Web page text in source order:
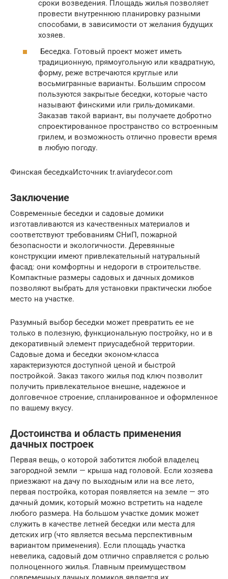
сроки возведения. Площадь жилья позволяет
провести внутреннюю планировку разными
способами, в зависимости от желания будущих
хозяев.
Беседка. Готовый проект может иметь
традиционную, прямоугольную или квадратную,
форму, реже встречаются круглые или
восьмигранные варианты. Большим спросом
пользуются закрытые беседки, которые часто
называют финскими или гриль-домиками.
Заказав такой вариант, вы получаете добротно
спроектированное пространство со встроенным
грилем, и возможность отлично провести время
в любую погоду.
Финская беседкаИсточник tr.aviarydecor.com
Заключение
Современные беседки и садовые домики
изготавливаются из качественных материалов и
соответствуют требованиям СНиП, пожарной
безопасности и экологичности. Деревянные
конструкции имеют привлекательный натуральный
фасад: они комфортны и недороги в строительстве.
Компактные размеры садовых и дачных домиков
позволяют выбрать для установки практически любое
место на участке.
Разумный выбор беседки может превратить ее не
только в полезную, функциональную постройку, но и в
декоративный элемент приусадебной территории.
Садовые дома и беседки эконом-класса
характеризуются доступной ценой и быстрой
постройкой. Заказ такого жилья под ключ позволит
получить привлекательное внешне, надежное и
долговечное строение, спланированное и оформленное
по вашему вкусу.
Достоинства и область применения
дачных построек
Первая вещь, о которой заботится любой владелец
загородной земли — крыша над головой. Если хозяева
приезжают на дачу по выходным или на все лето,
первая постройка, которая появляется на земле — это
дачный домик, который можно встретить на наделе
любого размера. На большом участке домик может
служить в качестве летней беседки или места для
детских игр (что является весьма перспективным
вариантом применения). Если площадь участка
невелика, садовый дом отлично справляется с ролью
полноценного жилья. Главным преимуществом